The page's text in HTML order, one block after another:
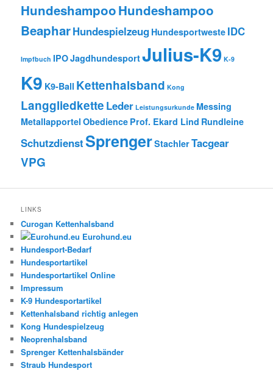
HundeshampooHundeshampoo
BeapharHundespielzeug Hundesportweste IDC
Impfbuch IPOJagdhundesportJulius-K9 K-9
K9 K9-Ball Kettenhalsband Kong
Langgliedkette Leder Leistungsurkunde Messing
Metallapportel Obedience Prof. Ekard Lind Rundleine
SchutzdienstSprengerStachlerTacgear
VPG
LINKS
Curogan Kettenhalsband
Eurohund.eu
Hundesport-Bedarf
Hundesportartikel
Hundesportartikel Online
Impressum
K-9 Hundesportartikel
Kettenhalsband richtig anlegen
Kong Hundespielzeug
Neoprenhalsband
Sprenger Kettenhalsbänder
Straub Hundesport